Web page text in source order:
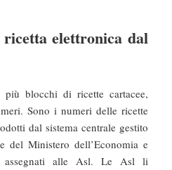
elettronica dal
blocchi di ricette cartacee,
Sono i numeri delle ricette
dal sistema centrale gestito
del Ministero dell’Economia e
assegnati alle Asl. Le Asl li